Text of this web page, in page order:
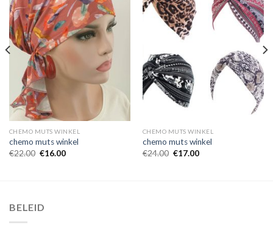
CHEMO MUTS WINKEL
chemo muts winkel
€22.00 €16.00
CHEMO MUTS WINKEL
chemo muts winkel
€24.00 €17.00
BELEID